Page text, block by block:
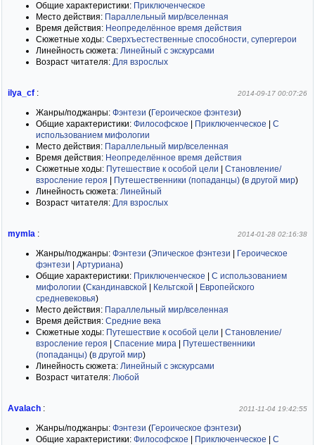
Общие характеристики: Приключенческое
Место действия: Параллельный мир/вселенная
Время действия: Неопределённое время действия
Сюжетные ходы: Сверхъестественные способности, супергерои
Линейность сюжета: Линейный с экскурсами
Возраст читателя: Для взрослых
ilya_cf : 2014-09-17 00:07:26
Жанры/поджанры: Фэнтези (Героическое фэнтези)
Общие характеристики: Философское Приключенческое
С
использованием мифологии
Место действия: Параллельный мир/вселенная
Время действия: Неопределённое время действия
Сюжетные ходы: Путешествие к особой цели
Становление/
взросление героя
Путешественники (попаданцы) (в другой мир)
Линейность сюжета: Линейный
Возраст читателя: Для взрослых
mymla : 2014-01-28 02:16:38
Жанры/поджанры: Фэнтези (Эпическое фэнтези
Героическое
фэнтези
Артуриана)
Общие характеристики: Приключенческое
С использованием
мифологии (Скандинавской Кельтской
Европейского
средневековья)
Место действия: Параллельный мир/вселенная
Время действия: Средние века
Сюжетные ходы: Путешествие к особой цели
Становление/
взросление героя
Спасение мира
Путешественники
(попаданцы) (в другой мир)
Линейность сюжета: Линейный с экскурсами
Возраст читателя: Любой
Avalach : 2011-11-04 19:42:55
Жанры/поджанры: Фэнтези (Героическое фэнтези)
Общие характеристики: Философское Приключенческое
С